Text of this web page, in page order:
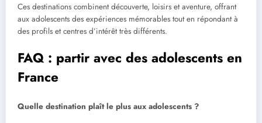
Ces destinations combinent découverte, loisirs et aventure, offrant
aux adolescents des expériences mémorables tout en répondant à
des profils et centres d’intérêt très différents.
FAQ : partir avec des adolescents en
France
Quelle destination plaît le plus aux adolescents ?